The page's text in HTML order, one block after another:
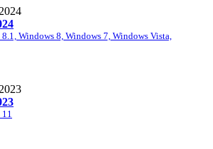
Windows 8, Windows 7, Windows Vista,